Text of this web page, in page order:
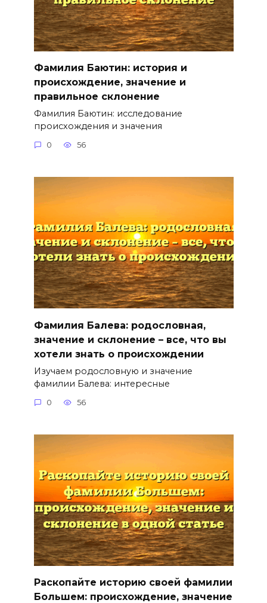
Фамилия Баютин: история и
происхождение, значение и
правильное склонение
Фамилия Баютин: исследование
происхождения и значения
0 56
Фамилия Балева: родословная,
значение и склонение – все, что вы
хотели знать о происхождении
Изучаем родословную и значение
фамилии Балева: интересные
0 56
Раскопайте историю своей фамилии
Большем: происхождение, значение